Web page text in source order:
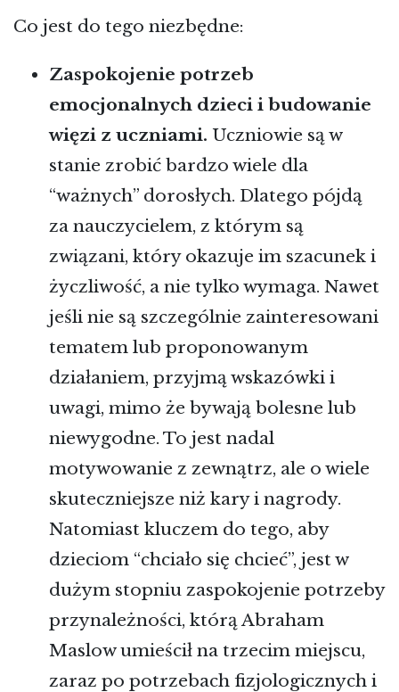
Co jest do tego niezbędne:
Zaspokojenie potrzeb
emocjonalnych dzieci i budowanie
więzi z uczniami. Uczniowie są w
stanie zrobić bardzo wiele dla
“ważnych” dorosłych. Dlatego pójdą
za nauczycielem, z którym są
związani, który okazuje im szacunek i
życzliwość, a nie tylko wymaga. Nawet
jeśli nie są szczególnie zainteresowani
tematem lub proponowanym
działaniem, przyjmą wskazówki i
uwagi, mimo że bywają bolesne lub
niewygodne. To jest nadal
motywowanie z zewnątrz, ale o wiele
skuteczniejsze niż kary i nagrody.
Natomiast kluczem do tego, aby
dzieciom “chciało się chcieć”, jest w
dużym stopniu zaspokojenie potrzeby
przynależności, którą Abraham
Maslow umieścił na trzecim miejscu,
zaraz po potrzebach fizjologicznych i